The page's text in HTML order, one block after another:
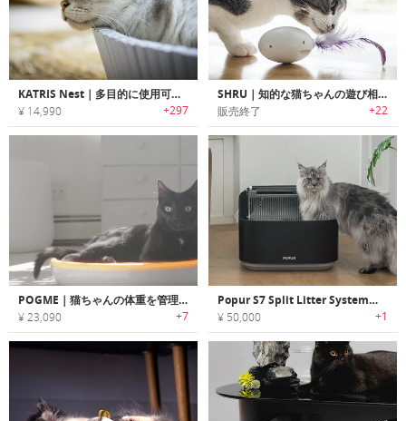
KATRIS Nest｜多目的に使用可能な猫ちゃん用ベッド・スクラッチャー「キャトリス」
¥ 14,990 +297
SHRU｜知的な猫ちゃんの遊び相手
販売終了 +22
POGME｜猫ちゃんの体重を管理するスマート体重計「ポグミー」
¥ 23,090 +7
Popur S7 Split Litter System｜猫ちゃん想いの設計！防臭・安心設計のスマート猫トイレ
¥ 50,000 +1